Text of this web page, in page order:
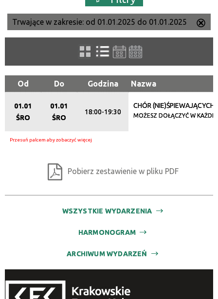
Szukana fraza
Kategoria
Trwające w zakresie
Trwające w zakresie: od 01.01.2025 do 01.01.2025
ten
Od Do Godzina Nazwa
01.01
ŚRO
01.01
ŚRO
18:00-19:30
CHÓR (NIE)ŚPIEWAJĄCYCH
MOŻESZ DOŁĄCZYĆ W
Pobierz zestawienie w pliku PDF
WSZYSTKIE WYDARZENIA
HARMONOGRAM
ARCHIWUM WYDARZEŃ